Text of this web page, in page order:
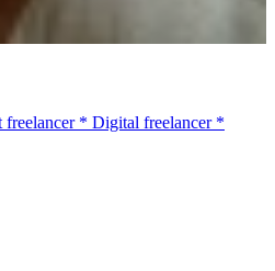
* Digital freelancer *